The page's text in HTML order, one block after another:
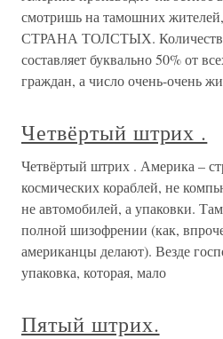
смотришь на тамошних
СТРАНА ТОЛСТЫХ.
составляет буквально 50% от
граждан, а число очень-очень
Четвёртый штрих .
Четвёртый штрих . Америка –
космических кораблей, не
не автомобилей, а упаковки.
полной шизофрении (как,
американцы делают). Везде
упаковка, которая, мало
Пятый штрих.